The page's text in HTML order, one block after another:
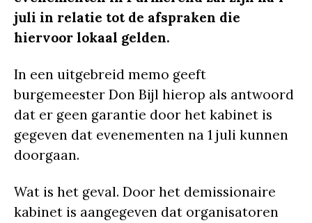
juli in relatie tot de afspraken die
hiervoor lokaal gelden.
In een uitgebreid memo geeft
burgemeester Don Bijl hierop als antwoord
dat er geen garantie door het kabinet is
gegeven dat evenementen na 1 juli kunnen
doorgaan.
Wat is het geval. Door het demissionaire
kabinet is aangegeven dat organisatoren